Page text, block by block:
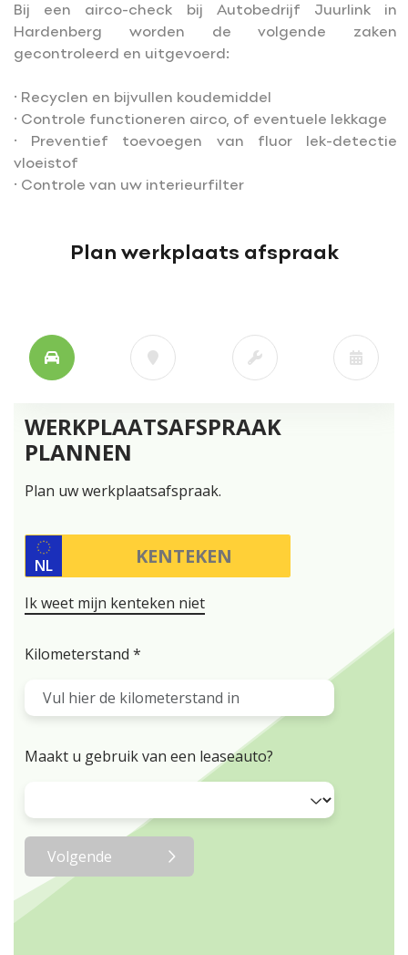
Bij een airco-check bij Autobedrijf Juurlink in
Hardenberg worden de volgende zaken
gecontroleerd en uitgevoerd:
· Recyclen en bijvullen koudemiddel
· Controle functioneren airco, of eventuele lekkage
· Preventief toevoegen van fluor lek-detectie
vloeistof
· Controle van uw interieurfilter
Plan werkplaats afspraak